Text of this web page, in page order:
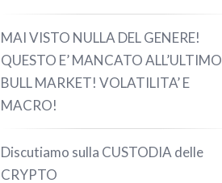
MAI VISTO NULLA DEL GENERE!
QUESTO E’ MANCATO ALL’ULTIMO
BULL MARKET! VOLATILITA’ E
MACRO!
Discutiamo sulla CUSTODIA delle
CRYPTO